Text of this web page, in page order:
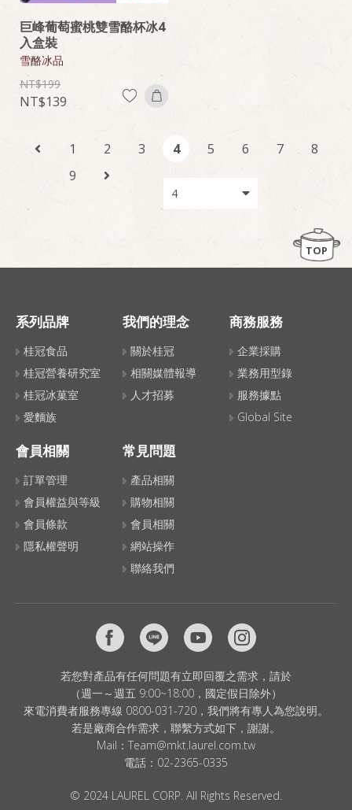
巨峰葡萄蜜桃雙雪酪杯冰4
入盒裝
雪酪冰品
199
139
1 2 3 4 5 6 7
8
9
TOP
系列品牌
桂冠食品
桂冠營養研究室
桂冠冰菓室
愛麵族
我們的理念
關於桂冠
相關媒體報導
人才招募
商務服務
企業採購
業務用型錄
服務據點
Global Site
會員相關
訂單管理
會員權益與等級
會員條款
隱私權聲明
常見問題
產品相關
購物相關
會員相關
網站操作
聯絡我們
若您對產品有任何問題有立即回覆之需求，請於
（週一～週五 9:00~18:00，國定假日除外）
來電消費者服務專線 0800-031-720，我們將有專人為您說明。
若是廠商合作需求，聯繫方式如下，謝謝。
Mail： Team@mkt.laurel.com.tw
電話： 02-2365-0335
© 2024 LAUREL CORP. All Rights Reserved.